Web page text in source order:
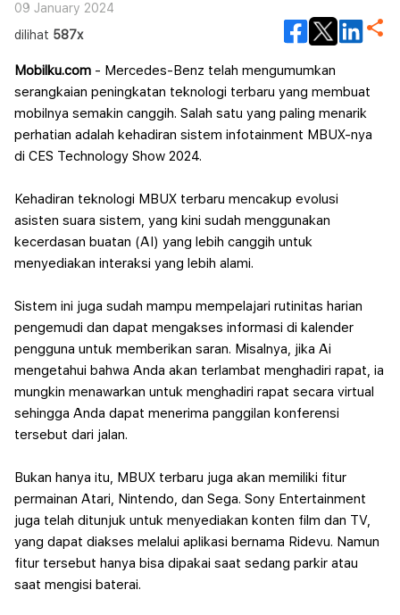
09 January 2024
dilihat 587x
Mobilku.com - Mercedes-Benz telah mengumumkan
serangkaian peningkatan teknologi terbaru yang membuat
mobilnya semakin canggih. Salah satu yang paling menarik
perhatian adalah kehadiran sistem infotainment MBUX-nya
di CES Technology Show 2024.
Kehadiran teknologi MBUX terbaru mencakup evolusi
asisten suara sistem, yang kini sudah menggunakan
kecerdasan buatan (AI) yang lebih canggih untuk
menyediakan interaksi yang lebih alami.
Sistem ini juga sudah mampu mempelajari rutinitas harian
pengemudi dan dapat mengakses informasi di kalender
pengguna untuk memberikan saran. Misalnya, jika Ai
mengetahui bahwa Anda akan terlambat menghadiri rapat, ia
mungkin menawarkan untuk menghadiri rapat secara virtual
sehingga Anda dapat menerima panggilan konferensi
tersebut dari jalan.
Bukan hanya itu, MBUX terbaru juga akan memiliki fitur
permainan Atari, Nintendo, dan Sega. Sony Entertainment
juga telah ditunjuk untuk menyediakan konten film dan TV,
yang dapat diakses melalui aplikasi bernama Ridevu. Namun
fitur tersebut hanya bisa dipakai saat sedang parkir atau
saat mengisi baterai.